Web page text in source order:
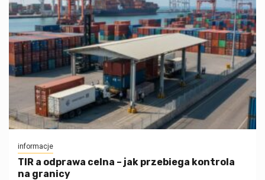
informacje
TIR a odprawa celna – jak przebiega kontrola
na granicy